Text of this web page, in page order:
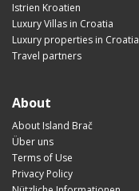
Istrien Kroatien
Luxury Villas in Croatia
Luxury properties in Croatia
Travel partners
About
About Island Brač
Über uns
Terms of Use
Privacy Policy